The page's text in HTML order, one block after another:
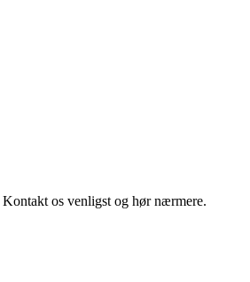
os venligst og hør nærmere.